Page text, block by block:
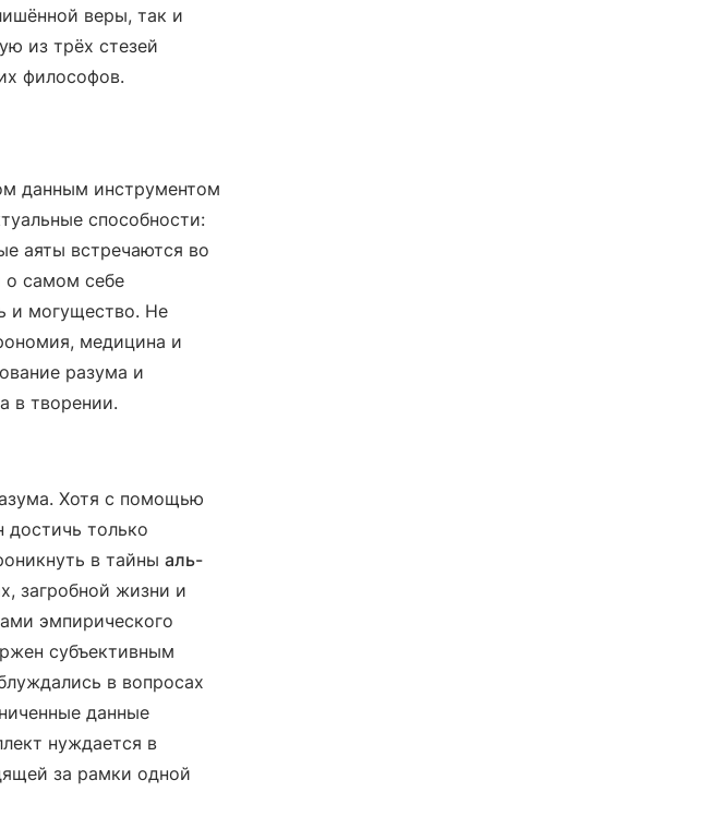
веры, так и
из трёх стезей
философов.
данным инструментом
способности:
аяты встречаются во
о самом себе
и могущество. Не
медицина и
разума и
в творении.
Хотя с помощью
только
в тайны аль-
загробной жизни и
эмпирического
субъективным
в вопросах
данные
нуждается в
за рамки одной